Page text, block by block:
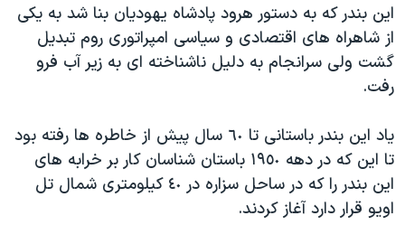
گالری عکس
آرشیو پخش زنده
اعتراضات زن، زندگی، آزادی
مجموعه مستندهای دادخواهی
تریبونال مردمی آبان ۹۸
چهل سال گروگان‌گیری
قانون شفافیت دارائی کادر رهبری ایران
اعتراضات مردمی آبان ۹۸
اين بندر که به دستور هرود پادشاه يهوديان بنا شد به يکی
از شاهراه های اقتصادی و سياسی امپراتوری روم تبديل
گشت ولی سرانجام به دليل ناشناخته ای به زير آب فرو
رفت.
ياد اين بندر باستانی تا ٦٠ سال پيش از خاطره ها رفته بود
تا اين که در دهه ١٩٥٠ باستان شناسان کار بر خرابه های
اين بندر را که در ساحل سزاره در ٤٠ کيلومتری شمال تل
اويو قرار دارد آغاز کردند.